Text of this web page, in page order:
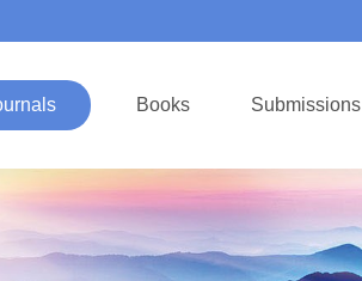
Books Submissions